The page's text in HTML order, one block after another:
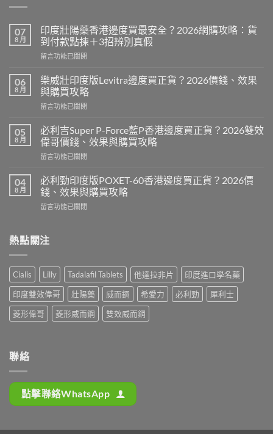
07
8 月
印度壯陽藥香港邊度買最安全？2026網購攻略：貨
到付款點揀＋3招辨別真假
在
度
壯
陽
藥
港
邊
度
買
安
全？
網
略：
付
款
點
揀
＋
中
留言功能已關閉
06
8 月
樂威壯印度版Levitra邊度買正貨？2026價錢、效果
與購買攻略
在
威
壯
印
度
Levitra
邊
度
買
2026
效
果
與
購
買
攻
留言功能已關閉
05
8 月
必利吉Super P-Force藍P香港邊度買正貨？2026雙效
偉哥價錢、效果與購買攻略
在
利
吉
Super
P-
P
邊
度
買
正
貨？
2026
錢、
效
果
留言功能已關閉
04
8 月
必利勁印度版POXET-60香港邊度買正貨？2026價
錢、效果與購買攻略
在
勁
印
版
POXET-
60
香
港
邊
價
錢、
留言功能已關閉
熱點關注
Cialis Lilly Tadalafil Tablets 他達拉非片
印度進口學名藥
印度雙效偉哥
壯陽藥 威而鋼 希愛力 必利勁
犀利士
菱形偉哥
菱形威而鋼 雙效威而鋼
聯絡
點擊聯絡WhatsApp